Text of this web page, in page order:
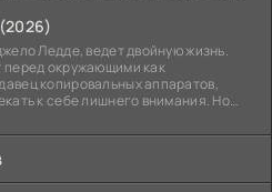
Ледде, ведет двойную жизнь.
перед окружающими как
копировальных аппаратов,
к себе лишнего внимания. Но